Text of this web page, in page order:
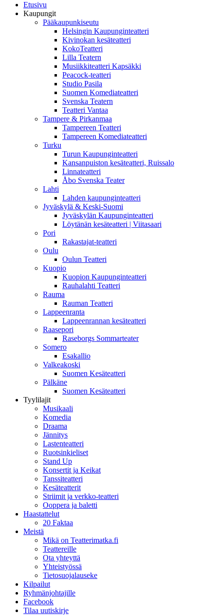
Etusivu
Kaupungit
Pääkaupunkiseutu
Helsingin Kaupunginteatteri
Kivinokan kesäteatteri
KokoTeatteri
Lilla Teatern
Musiikkiteatteri Kapsäkki
Peacock-teatteri
Studio Pasila
Suomen Komediateatteri
Svenska Teatern
Teatteri Vantaa
Tampere & Pirkanmaa
Tampereen Teatteri
Tampereen Komediateatteri
Turku
Turun Kaupunginteatteri
Kansanpuiston kesäteatteri, Ruissalo
Linnateatteri
Åbo Svenska Teater
Lahti
Lahden kaupunginteatteri
Jyväskylä & Keski-Suomi
Jyväskylän Kaupunginteatteri
Löytänän kesäteatteri | Viitasaari
Pori
Rakastajat-teatteri
Oulu
Oulun Teatteri
Kuopio
Kuopion Kaupunginteatteri
Rauhalahti Teatteri
Rauma
Rauman Teatteri
Lappeenranta
Lappeenrannan kesäteatteri
Raasepori
Raseborgs Sommarteater
Somero
Esakallio
Valkeakoski
Suomen Kesäteatteri
Pälkäne
Suomen Kesäteatteri
Tyylilajit
Musikaali
Komedia
Draama
Jännitys
Lastenteatteri
Ruotsinkieliset
Stand Up
Konsertit ja Keikat
Tanssiteatteri
Kesäteatterit
Striimit ja verkko-teatteri
Ooppera ja baletti
Haastattelut
20 Faktaa
Meistä
Mikä on Teatterimatka.fi
Teattereille
Ota yhteyttä
Yhteistyössä
Tietosuojalauseke
Kilpailut
Ryhmänjohtajille
Facebook
Tilaa uutiskirje